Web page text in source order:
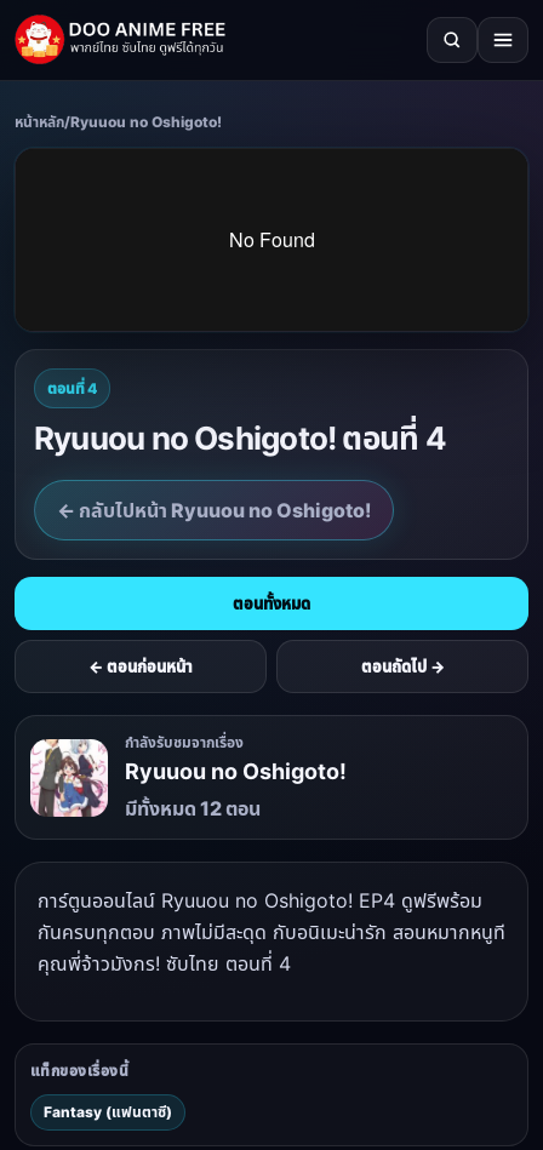
หน้าหลัก/Ryuuou no Oshigoto!
ตอนที่ 4
Ryuuou no Oshigoto! ตอนที่ 4
← กลับไปหน้า Ryuuou no Oshigoto!
← ตอนก่อนหน้า
ตอนทั้งหมด
ตอนถัดไป →
กำลังรับชมจากเรื่อง
Ryuuou no Oshigoto!
มีทั้งหมด 12 ตอน
การ์ตูนออนไลน์ Ryuuou no Oshigoto! EP4 ดูฟรีพร้อม
กันครบทุกตอบ ภาพไม่มีสะดุด กับอนิเมะน่ารัก สอนหมากหนูที
คุณพี่จ้าวมังกร! ซับไทย ตอนที่ 4
แท็กของเรื่องนี้
Fantasy (แฟนตาซี)